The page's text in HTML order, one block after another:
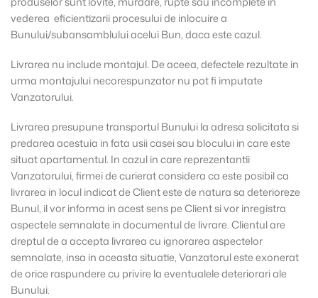
vederea eficientizarii procesului de inlocuire a
Bunului/subansamblului acelui Bun, daca este cazul.
Livrarea nu include montajul. De aceea, defectele rezultate in
urma montajului necorespunzator nu pot fi imputate
Vanzatorului.
Livrarea presupune transportul Bunului la adresa solicitata si
predarea acestuia in fata usii casei sau blocului in care este
situat apartamentul. In cazul in care reprezentantii
Vanzatorului, firmei de curierat considera ca este posibil ca
livrarea in locul indicat de Client este de natura sa deterioreze
Bunul, il vor informa in acest sens pe Client si vor inregistra
aspectele semnalate in documentul de livrare. Clientul are
dreptul de a accepta livrarea cu ignorarea aspectelor
semnalate, insa in aceasta situatie, Vanzatorul este exonerat
de orice raspundere cu privire la eventualele deteriorari ale
Bunului.